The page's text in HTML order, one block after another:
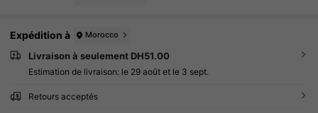
Expédition à Morocco
Livraison à seulement DH51.00
Estimation de livraison: le 29 août et le 3 sept.
Retours acceptés